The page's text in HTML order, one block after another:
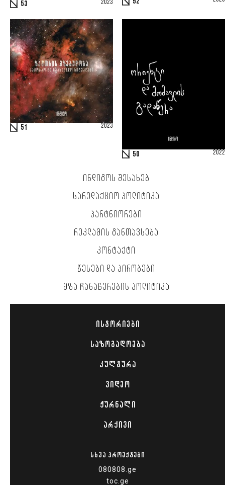
53 2023
51 2023
50 2022
ᲘᲜᲓᲘᲒᲝᲡ ᲨᲔᲡᲐᲮᲔᲑ
ᲡᲐᲠᲔᲓᲐᲥᲪᲘᲝ ᲞᲝᲚᲘᲢᲘᲙᲐ
ᲞᲐᲠᲢᲜᲘᲝᲠᲔᲑᲘ
ᲠᲔᲙᲚᲐᲛᲘᲡ ᲒᲐᲜᲗᲐᲕᲡᲔᲑᲐ
ᲙᲝᲜᲢᲐᲥᲢᲘ
ᲬᲔᲡᲔᲑᲘ ᲓᲐ ᲞᲘᲠᲝᲑᲔᲑᲘ
ᲛᲖᲐ ᲩᲐᲜᲐᲬᲔᲠᲔᲑᲘᲡ ᲞᲝᲚᲘᲢᲘᲙᲐ
ᲘᲡᲢᲝᲠᲘᲔᲑᲘ
ᲡᲐᲖᲝᲒᲐᲓᲝᲔᲑᲐ
ᲙᲣᲚᲢᲣᲠᲐ
ᲕᲘᲓᲔᲝ
ᲟᲣᲠᲜᲐᲚᲘ
ᲐᲠᲥᲘᲕᲘ
ᲡᲮᲕᲐ ᲞᲠᲝᲔᲥᲢᲔᲑᲘ
080808.ge
toc.ge